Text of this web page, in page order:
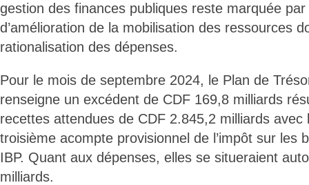
gestion des finances publiques reste marquée
d’amélioration de la mobilisation des ressources
rationalisation des dépenses.
Pour le mois de septembre 2024, le Plan de
renseigne un excédent de CDF 169,8 milliards
recettes attendues de CDF 2.845,2 milliards avec
troisième acompte provisionnel de l’impôt sur les
IBP. Quant aux dépenses, elles se situeraient
milliards.